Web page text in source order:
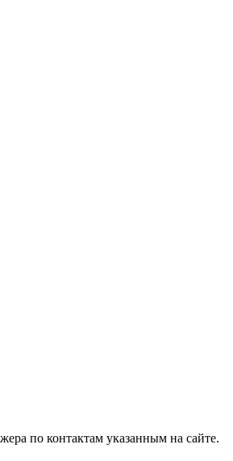
по контактам указанным на сайте.